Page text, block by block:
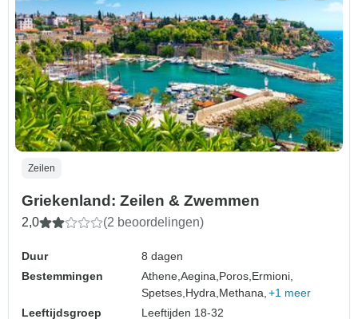
Zeilen
Griekenland: Zeilen & Zwemmen
2,0 (2 beoordelingen)
Duur
8 dagen
Bestemmingen
Athene,Aegina, Poros, Ermioni,
Spetses, Hydra, Methana, +1 meer
Leeftijdsgroep
Leeftijden 18-32